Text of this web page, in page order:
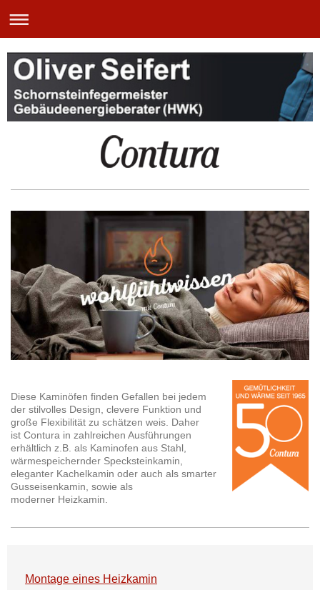
Diese Kaminöfen finden Gefallen bei jedem
der stilvolles Design, clevere Funktion und
große Flexibilität zu schätzen weis. Daher
ist Contura in zahlreichen Ausführungen
erhältlich z.B. als Kaminofen aus Stahl,
wärmespeichernder Specksteinkamin,
eleganter Kachelkamin oder auch als smarter
Gusseisenkamin, sowie als
moderner Heizkamin.
Montage eines Heizkamin